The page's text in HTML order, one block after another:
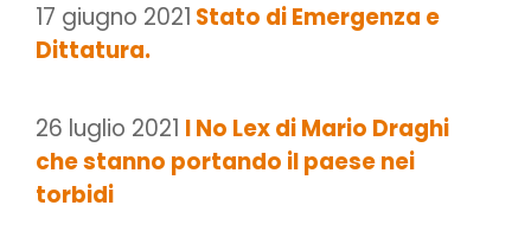
17 giugno 2021 Stato di Emergenza e
Dittatura.
26 luglio 2021 I No Lex di Mario Draghi
che stanno portando il paese nei
torbidi